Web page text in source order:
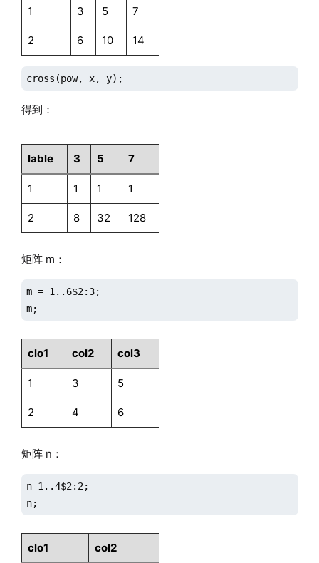
1 3 5 7
2 6 10 14
cross(pow, x, y);
得到：
lable 3 5 7
1 1 1 1
2 8 32 128
矩阵 m：
m = 1..6$2:3;
m;
clo1 col2 col3
1 3 5
2 4 6
矩阵 n：
n=1..4$2:2;
n;
clo1 col2